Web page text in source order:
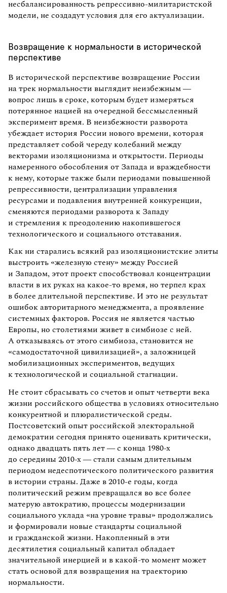
несбалансированность репрессивно-милитаристской
модели, не создадут условия для его актуализации.
Возвращение к нормальности в исторической
перспективе
В исторической перспективе возвращение России
на трек нормальности выглядит неизбежным —
вопрос лишь в сроке, которым будет измеряться
потерянное нацией на очередной бессмысленный
эксперимент время. В неизбежности разворота
убеждает история России нового времени, которая
представляет собой череду колебаний между
векторами изоляционизма и открытости. Периоды
намеренного обособления от Запада и враждебности
к нему, которые также были периодами повышенной
репрессивности, централизации управления
ресурсами и подавления внутренней конкуренции,
сменяются периодами разворота к Западу
и стремления к преодолению накопившегося
технологического и социального отставания.
Как ни старались всякий раз изоляционистские элиты
выстроить «железную стену» между Россией
и Западом, этот проект способствовал концентрации
власти в их руках на какое-то время, но терпел крах
в более длительной перспективе. И это не результат
ошибок авторитарного менеджмента, а проявление
системных факторов. Россия не является частью
Европы, но столетиями живет в симбиозе с ней.
А отказываясь от этого симбиоза, становится не
«самодостаточной цивилизацией», а заложницей
мобилизационных экспериментов, ведущих
к технологической и социальной стагнации.
Не стоит сбрасывать со счетов и опыт четверти века
жизни российского общества в условиях относительно
конкурентной и плюралистической среды.
Постсоветский опыт российской электоральной
демократии сегодня принято оценивать критически,
однако двадцать пять лет — с конца 1980-х
до середины 2010-х — стали самым длительным
периодом недеспотического политического развития
в истории страны. Даже в 2010-е годы, когда
политический режим превращался во все более
матерую автократию, процессы модернизации
социального уклада «на уровне травы» продолжались
и формировали новые стандарты социальной
и гражданской жизни. Накопленный в эти
десятилетия социальный капитал обладает
значительной инерцией и в какой-то момент может
стать основой для возвращения на траекторию
нормальности.